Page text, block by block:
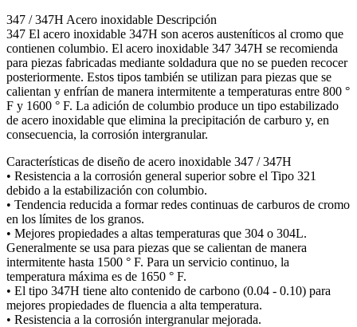
347 / 347H Acero inoxidable Descripción
347 El acero inoxidable 347H son aceros austeníticos al cromo que
contienen columbio. El acero inoxidable 347 347H se recomienda
para piezas fabricadas mediante soldadura que no se pueden recocer
posteriormente. Estos tipos también se utilizan para piezas que se
calientan y enfrían de manera intermitente a temperaturas entre 800 °
F y 1600 ° F. La adición de columbio produce un tipo estabilizado
de acero inoxidable que elimina la precipitación de carburo y, en
consecuencia, la corrosión intergranular.
Características de diseño de acero inoxidable 347 / 347H
• Resistencia a la corrosión general superior sobre el Tipo 321
debido a la estabilización con columbio.
• Tendencia reducida a formar redes continuas de carburos de cromo
en los límites de los granos.
• Mejores propiedades a altas temperaturas que 304 o 304L.
Generalmente se usa para piezas que se calientan de manera
intermitente hasta 1500 ° F. Para un servicio continuo, la
temperatura máxima es de 1650 ° F.
• El tipo 347H tiene alto contenido de carbono (0.04 - 0.10) para
mejores propiedades de fluencia a alta temperatura.
• Resistencia a la corrosión intergranular mejorada.